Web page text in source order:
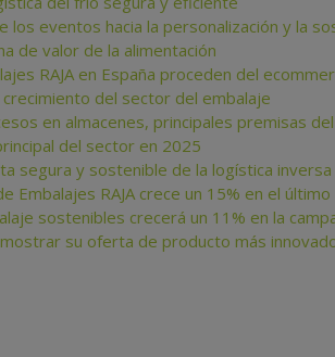
los eventos hacia la personalización y la
de valor de la alimentación
RAJA en España proceden del
del sector del embalaje
en almacenes, principales premisas
del sector en 2025
segura y sostenible de la logística inversa
Embalajes RAJA crece un 15% en el último
sostenibles crecerá un 11% en la
mostrar su oferta de producto más